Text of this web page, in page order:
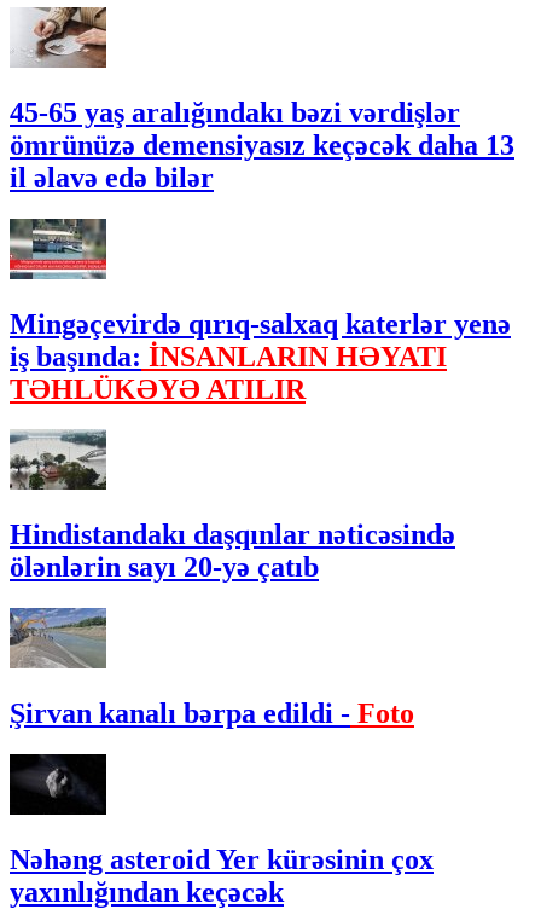
45-65 yaş aralığındakı bəzi vərdişlər
ömrünüzə demensiyasız keçəcək daha 13
il əlavə edə bilər
Mingəçevirdə qırıq-salxaq katerlər yenə
iş başında: İNSANLARIN HƏYATI
TƏHLÜKƏYƏ ATILIR
Hindistandakı daşqınlar nəticəsində
ölənlərin sayı 20-yə çatıb
Şirvan kanalı bərpa edildi - Foto
Nəhəng asteroid Yer kürəsinin çox
yaxınlığından keçəcək